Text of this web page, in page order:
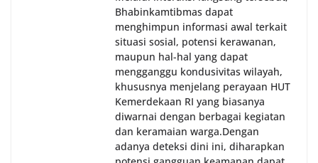
Bhabinkamtibmas dapat
menghimpun informasi awal terkait
situasi sosial, potensi kerawanan,
maupun hal-hal yang dapat
mengganggu kondusivitas wilayah,
khususnya menjelang perayaan HUT
Kemerdekaan RI yang biasanya
diwarnai dengan berbagai kegiatan
dan keramaian warga.‎‎Dengan
adanya deteksi dini ini, diharapkan